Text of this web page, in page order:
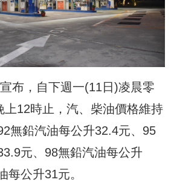
布，自下週一(11日)凌晨零
上12時止，汽、柴油價格維持
無鉛汽油每公升32.4元、95
元、98無鉛汽油每公升
每公升31元。